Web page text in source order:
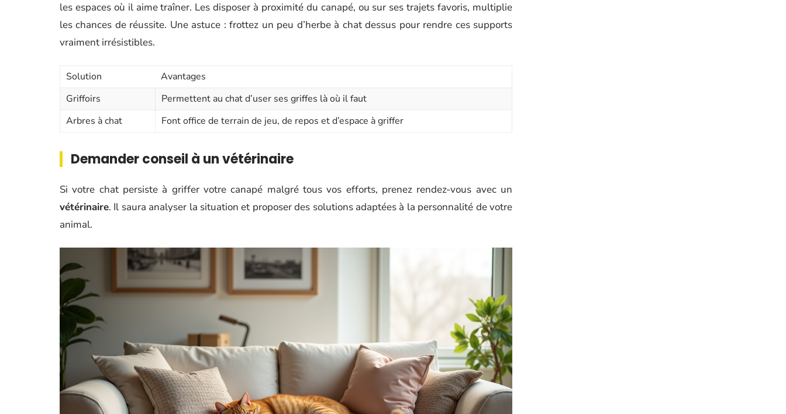
les espaces où il aime traîner. Les disposer à proximité du canapé, ou sur ses trajets favoris, multiplie
les chances de réussite. Une astuce : frottez un peu d’herbe à chat dessus pour rendre ces supports
vraiment irrésistibles.
Solution
Avantages
Griffoirs
Permettent au chat d’user ses griffes là où il faut
Arbres à chat
Font office de terrain de jeu, de repos et d’espace à griffer
Demander conseil à un vétérinaire
Si votre chat persiste à griffer votre canapé malgré tous vos efforts, prenez rendez-vous avec un
vétérinaire. Il saura analyser la situation et proposer des solutions adaptées à la personnalité de votre
animal.